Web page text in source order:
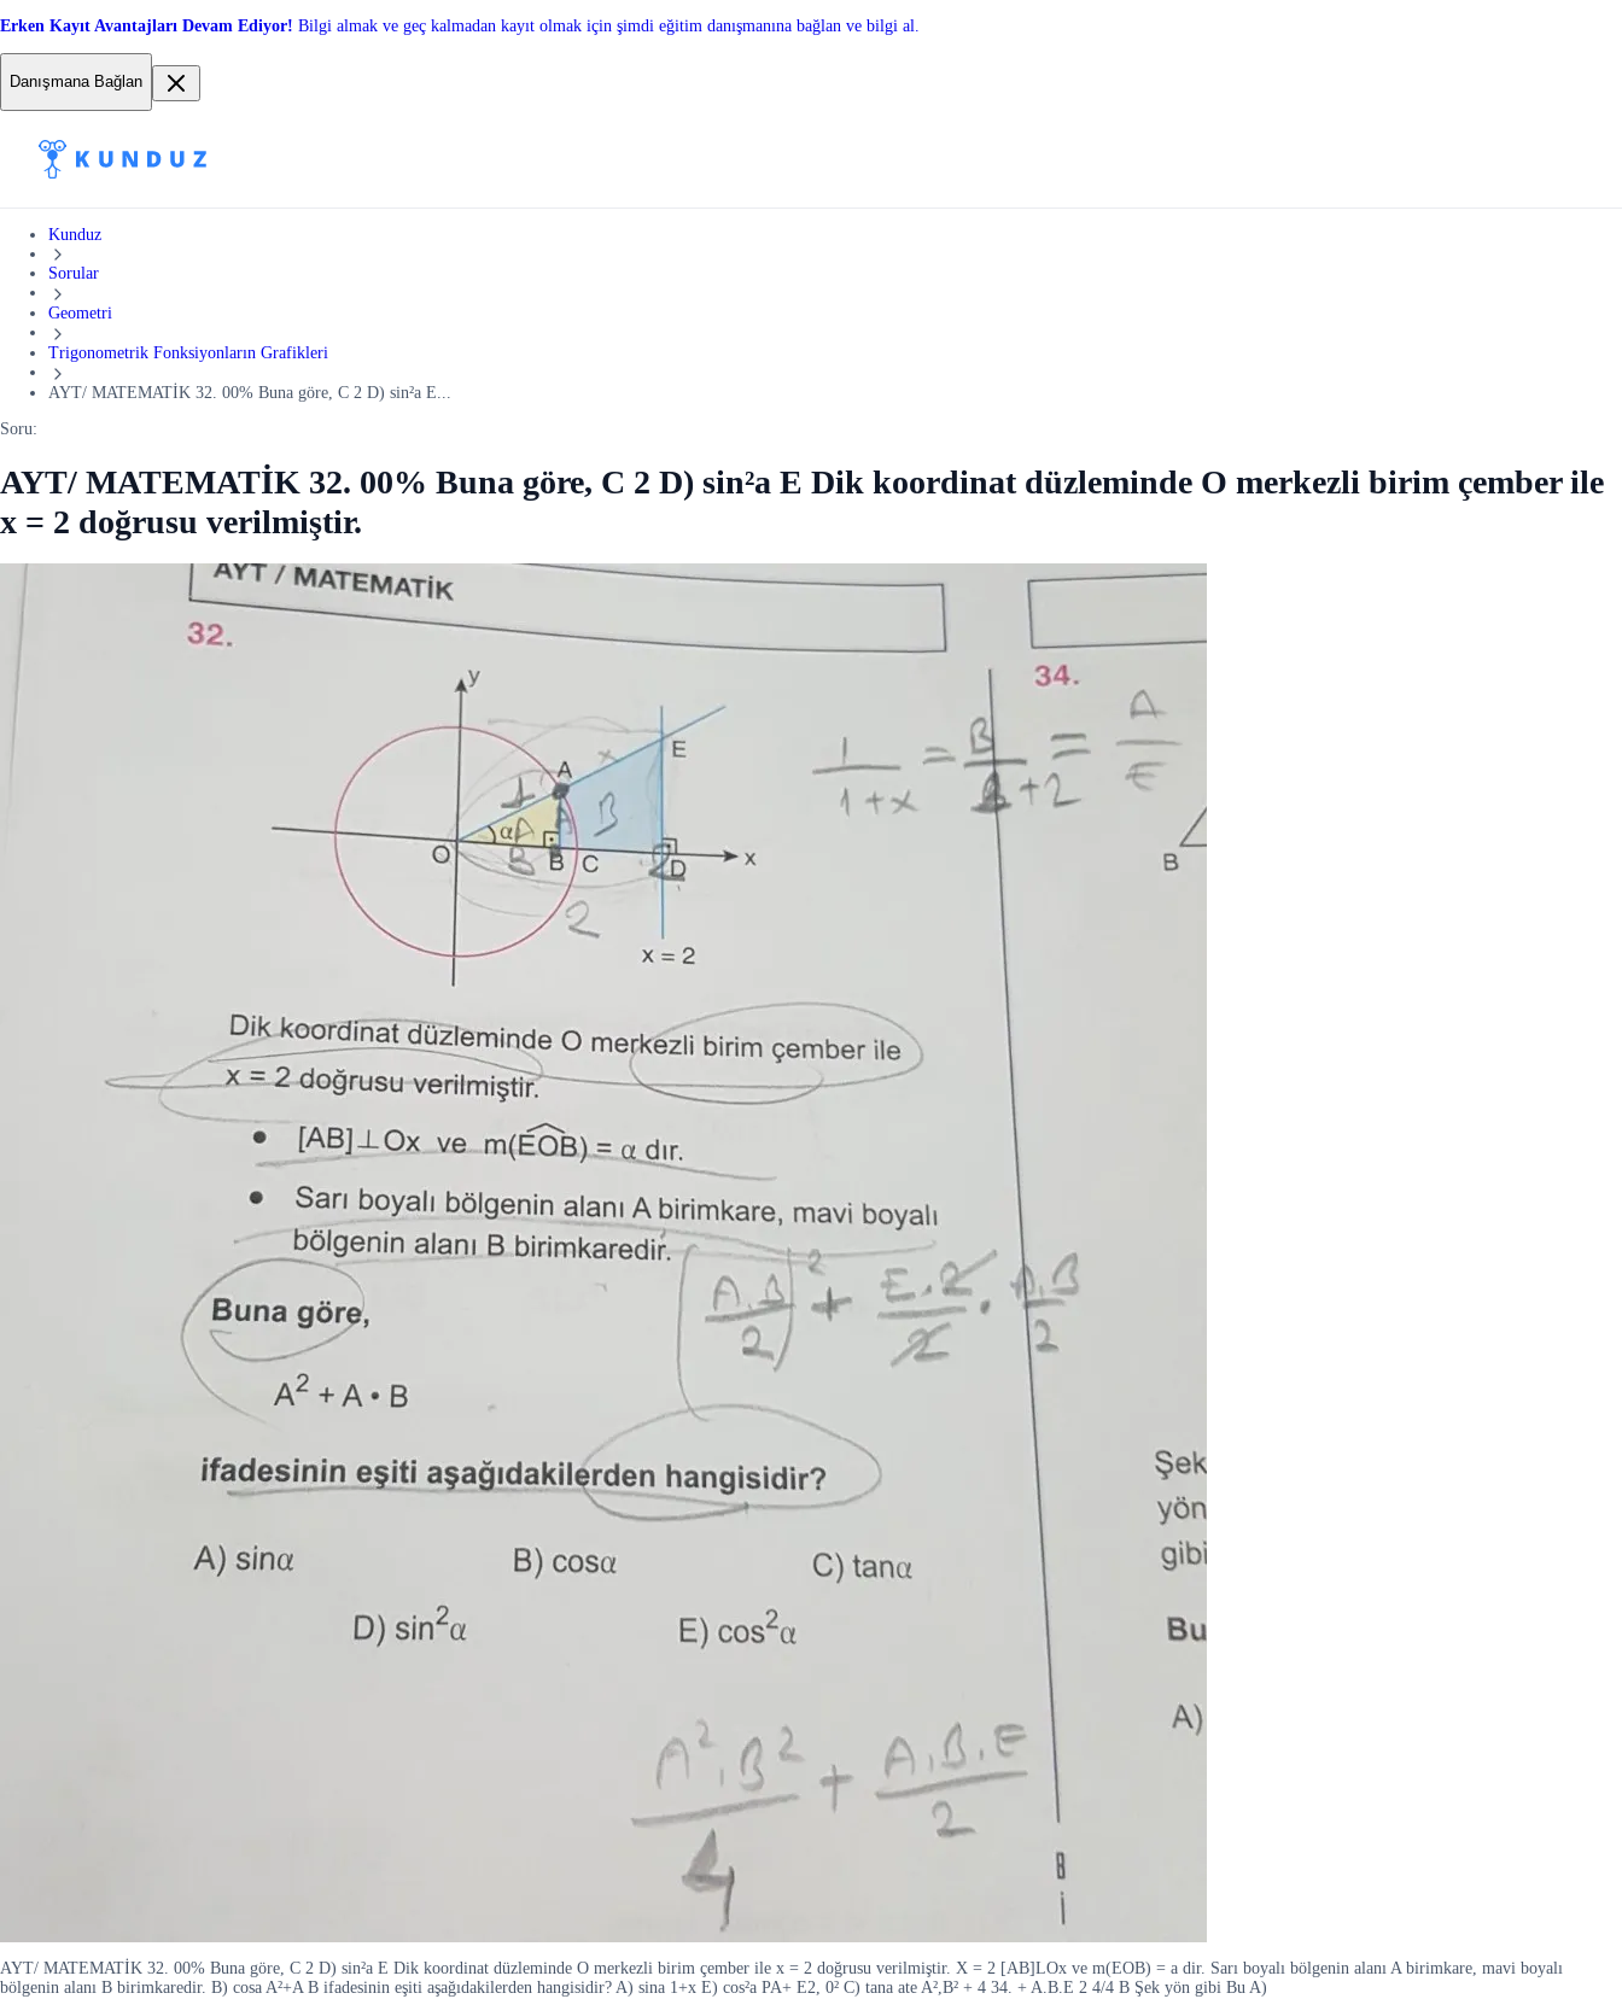
Erken Kayıt Avantajları Devam Ediyor! Bilgi almak ve geç kalmadan kayıt olmak için şimdi eğitim danışmanına bağlan ve bilgi al.
Danışmana Bağlan
Kunduz
Sorular
Geometri
Trigonometrik Fonksiyonların Grafikleri
AYT/ MATEMATİK 32. 00% Buna göre, C 2 D) sin²a E...
Soru:
AYT/ MATEMATİK 32. 00% Buna göre, C 2 D) sin²a E Dik koordinat düzleminde O merkezli birim çember ile
x = 2 doğrusu verilmiştir.
AYT/ MATEMATİK 32. 00% Buna göre, C 2 D) sin²a E Dik koordinat düzleminde O merkezli birim çember ile x = 2 doğrusu verilmiştir. X = 2 [AB]LOx ve m(EOB) = a dir. Sarı boyalı bölgenin alanı A birimkare, mavi boyalı
bölgenin alanı B birimkaredir. B) cosa A²+A B ifadesinin eşiti aşağıdakilerden hangisidir? A) sina 1+x E) cos²a PA+ E2, 0² C) tana ate A²,B² + 4 34. + A.B.E 2 4/4 B Şek yön gibi Bu A)